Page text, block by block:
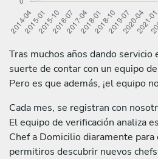
Tras muchos años dando
suerte de contar con un equipo
Pero es que además, ¡el equipo
Cada mes, se registran con
El equipo de verificación analiza
Chef a Domicilio diaramente
permitiros descubrir nuevos